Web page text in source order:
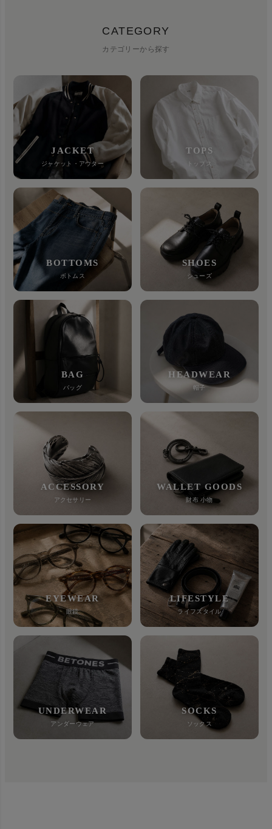
CATEGORY
カテゴリーから探す
JACKET
ジャケット・アウター
TOPS
トップス
BOTTOMS
ボトムス
SHOES
シューズ
BAG
バッグ
HEADWEAR
帽子
ACCESSORY
アクセサリー
WALLET GOODS
財布 小物
EYEWEAR
眼鏡
LIFESTYLE
ライフスタイル
UNDERWEAR
アンダーウェア
SOCKS
ソックス